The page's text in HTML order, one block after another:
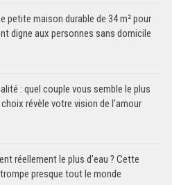
petite maison durable de 34 m² pour
digne aux personnes sans domicile
: quel couple vous semble le plus
révèle votre vision de l’amour
réellement le plus d’eau ? Cette
presque tout le monde